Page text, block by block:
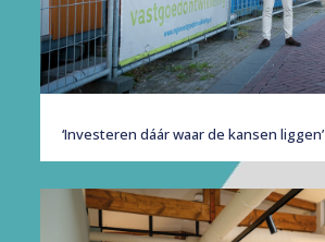
‘Investeren dáár waar de kansen liggen’